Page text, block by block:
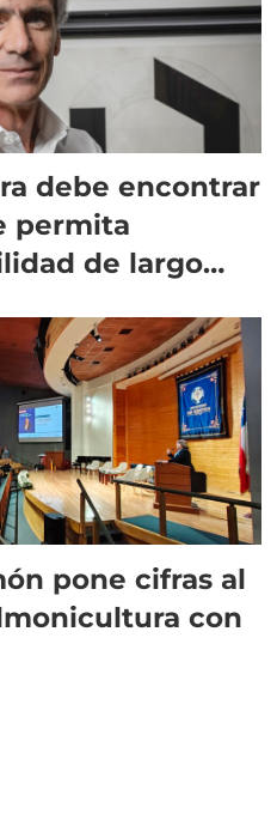
debe encontrar
permita
de largo
pone cifras al
con